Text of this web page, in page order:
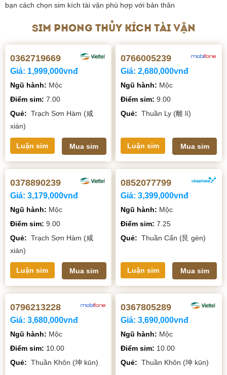
bạn cách chọn sim kích tài vận phù hợp với bản thân
SIM PHONG THỦY KÍCH TÀI VẬN
0362719669
Giá: 1,999,000vnđ
Ngũ hành: Mộc
Điểm sim: 7.00
Quẻ: Trạch Sơn Hàm (咸
xián)
Luận sim Mua sim
0766005239
Giá:2,680,000vnđ
Ngũ hành: Mộc
Điểm sim:9.00
Quẻ: Thuần Ly (離 lí)
Luận sim Mua sim
0378890239
Giá: 3,179,000vnđ
Ngũ hành: Mộc
Điểm sim: 9.00
Quẻ: Trạch Sơn Hàm (咸
xián)
Luận sim Mua sim
0852077799
Giá:3,399,000vnđ
Ngũ hành: Mộc
Điểm sim:7.25
Quẻ: Thuần Cấn (艮 gèn)
Luận sim Mua sim
0796213228
Giá: 3,680,000vnđ
Ngũ hành: Mộc
Điểm sim: 10.00
Quẻ: Thuần Khôn (坤 kūn)
0367805289
Giá:3,690,000vnđ
Ngũ hành: Mộc
Điểm sim: 10.00
Quẻ: Thuần Khôn (坤 kūn)